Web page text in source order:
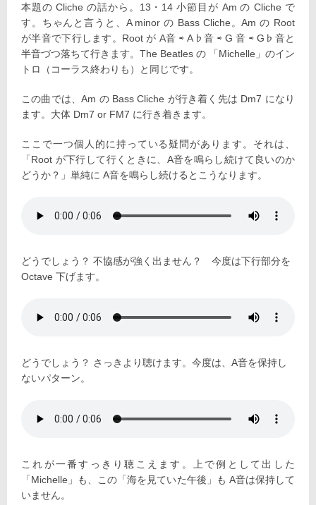
本題の Cliche の話から。13・14 小節目が Am の Cliche で
す。ちゃんと言うと、A minor の Bass Cliche。Am の Root
が半音で下行します。Root が A音 ⇨ A♭音 ⇨ G 音 ⇨ G♭音と
半音づつ落ちて行きます。The Beatles の 「Michelle」のイン
トロ（コーラス終わりも）と同じです。
この曲では、Am の Bass Cliche が行き着く先は Dm7 になり
ます。大体 Dm7 or FM7 に行き着きます。
ここで一つ個人的に持っている疑問があります。それは、
「Root が下行して行くときに、A音を鳴らし続けて良いのか
どうか？」単純に A音を鳴らし続けるとこうなります。
どうでしょう？ 不協感が強く出ません？ 今度は下行部分を
Octave 下げます。
どうでしょう？ さっきより聴けます。今度は、A音を保持し
ないパターン。
これが一番すっきり聴こえます。上で例として出した
「Michelle」も、この「海を見ていた午後」も A音は保持して
いません。